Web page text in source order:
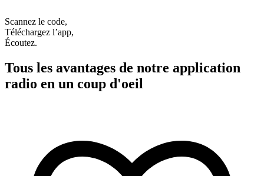
Scannez le code,
Téléchargez l’app,
Écoutez.
Tous les avantages de notre application
radio en un coup d'oeil